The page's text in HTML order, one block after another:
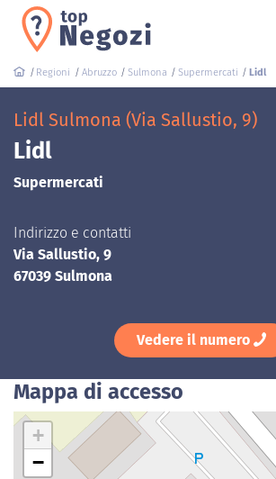
Regioni Abruzzo Sulmona Supermercati Lidl
Lidl Sulmona (Via Sallustio, 9)
Lidl
Supermercati
Indirizzo e contatti
Via Sallustio, 9
67039 Sulmona
Vedere il numero
Mappa di accesso
+
−